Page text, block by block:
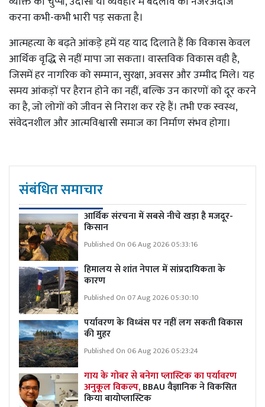
करना कभी-कभी भारी पड़ सकता है।
आत्महत्या के बढ़ते आंकड़े हमें यह याद दिलाते हैं कि विकास केवल
आर्थिक वृद्धि से नहीं मापा जा सकता। वास्तविक विकास वही है,
जिसमें हर नागरिक को सम्मान, सुरक्षा, अवसर और उम्मीद मिले। यह
समय आंकड़ों पर हैरान होने का नहीं, बल्कि उन कारणों को दूर करने
का है, जो लोगों को जीवन से निराश कर रहे हैं। तभी एक स्वस्थ,
संवेदनशील और आत्मविश्वासी समाज का निर्माण संभव होगा।
संबंधित समाचार
आर्थिक संरचना में सबसे नीचे खड़ा है मजदूर-
किसान
Published On 06 Aug 2026 05:33:16
हिमालय से शांत नेपाल में सांप्रदायिकता के
कारण
Published On 07 Aug 2026 05:30:10
पर्यावरण के विध्वंस पर नहीं लग सकती विकास
की मुहर
Published On 06 Aug 2026 05:23:24
गाय के गोबर से बनेगा प्लास्टिक का पर्यावरण
अनुकूल विकल्प,BBAU वैज्ञानिक ने विकसित
किया बायोप्लास्टिक